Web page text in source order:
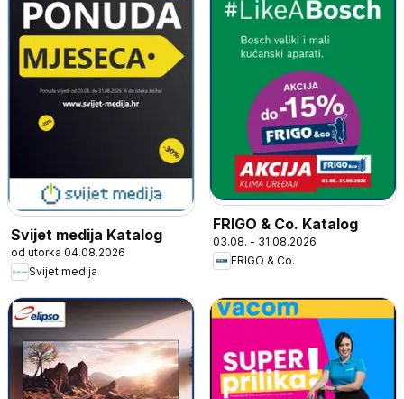
Svijet medija Katalog
od utorka 04.08.2026
Svijet medija
FRIGO & Co. Katalog
03.08. - 31.08.2026
FRIGO & Co.